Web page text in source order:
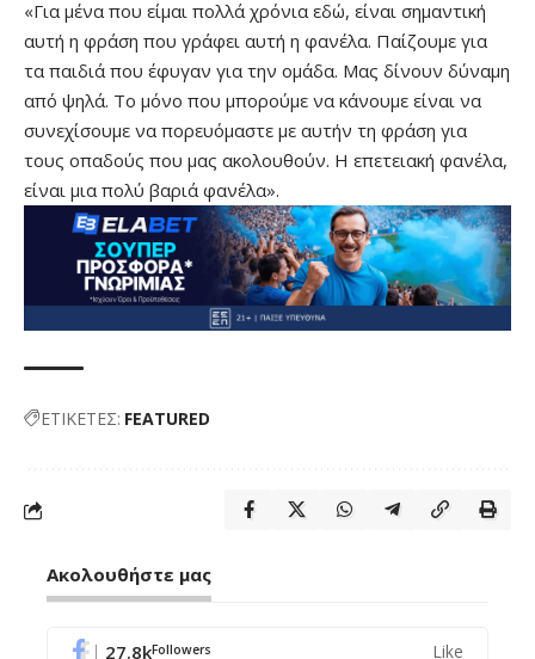
«Για μένα που είμαι πολλά χρόνια εδώ, είναι σημαντική
αυτή η φράση που γράφει αυτή η φανέλα. Παίζουμε για
τα παιδιά που έφυγαν για την ομάδα. Μας δίνουν δύναμη
από ψηλά. Το μόνο που μπορούμε να κάνουμε είναι να
συνεχίσουμε να πορευόμαστε με αυτήν τη φράση για
τους οπαδούς που μας ακολουθούν. Η επετειακή φανέλα,
είναι μια πολύ βαριά φανέλα».
ΕΤΙΚΕΤΕΣ: FEATURED
Ακολουθήστε μας
27.8kFollowers Like